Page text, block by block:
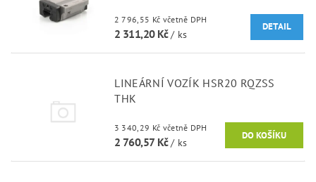
2 796,55 Kč včetně DPH
2 311,20 Kč/ ks
DETAIL
LINEÁRNÍ VOZÍK HSR20 RQZSS
THK
3 340,29 Kč včetně DPH
2 760,57 Kč/ ks